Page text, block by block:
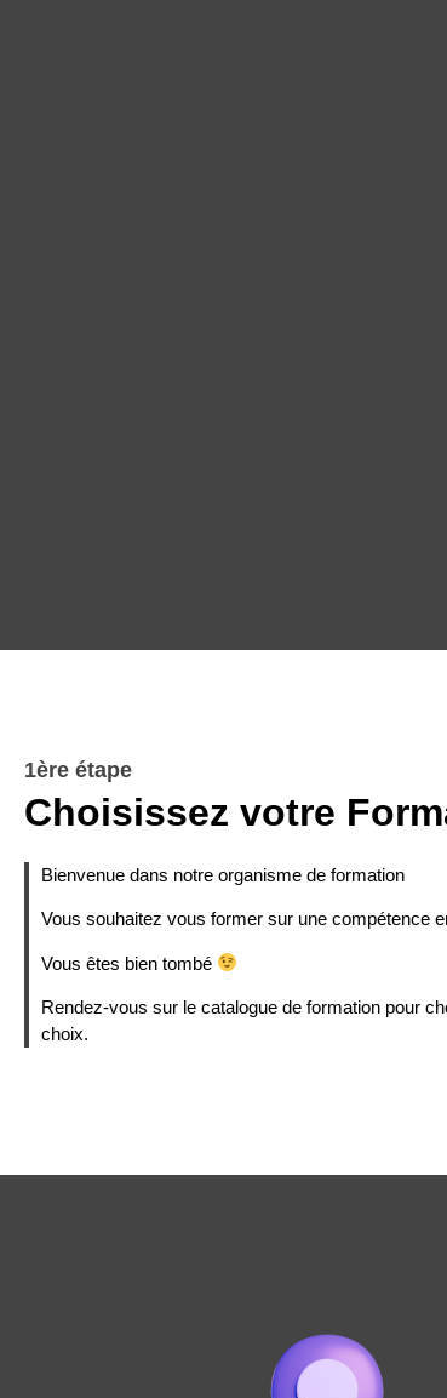
1ère étape
Choisissez votre
Bienvenue dans notre organisme de formation
Vous souhaitez vous former sur une compétence
Vous êtes bien tombé
Rendez-vous sur le catalogue de formation pour
choix.